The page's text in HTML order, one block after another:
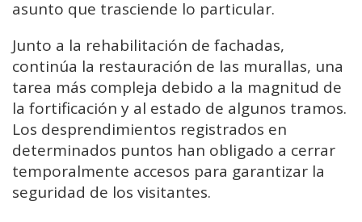
asunto que trasciende lo particular.
Junto a la rehabilitación de fachadas,
continúa la restauración de las murallas, una
tarea más compleja debido a la magnitud de
la fortificación y al estado de algunos tramos.
Los desprendimientos registrados en
determinados puntos han obligado a cerrar
temporalmente accesos para garantizar la
seguridad de los visitantes.